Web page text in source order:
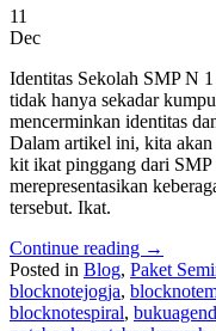
11
Dec
Identitas Sekolah SMP N
tidak hanya sekadar
mencerminkan identitas
Dalam artikel ini, kita akan
kit ikat pinggang dari
merepresentasikan
tersebut. Ikat.
Continue reading →
Posted in Blog, Paket
blocknotejogja,
blocknotespiral,